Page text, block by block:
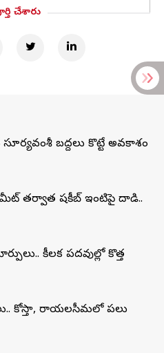
చేశారు
సూర్యవంశీ బద్దలు కొట్టే అవకాశం
తర్వాత షకీబ్‌ ఇంటిపై దాడి..
కీలక పదవుల్లో కొత్త
కోస్తా, రాయలసీమలో పలు